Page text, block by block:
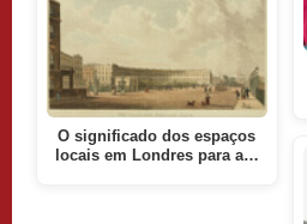
O significado dos espaços
locais em Londres para a…